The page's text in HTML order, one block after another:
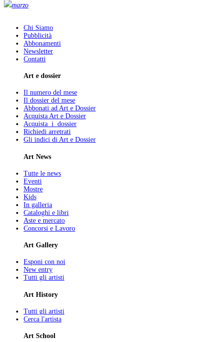
marzo
Chi Siamo
Pubblicità
Abbonamenti
Newsletter
Contatti
Art e dossier
Il numero del mese
Il dossier del mese
Abbonati ad Art e Dossier
Acquista Art e Dossier
Acquista i dossier
Richiedi arretrati
Gli indici di Art e Dossier
Art News
Tutte le news
Eventi
Mostre
Kids
In galleria
Cataloghi e libri
Aste e mercato
Concorsi e Lavoro
Art Gallery
Esponi con noi
New entry
Tutti gli artisti
Art History
Tutti gli artisti
Cerca l'artista
Art School